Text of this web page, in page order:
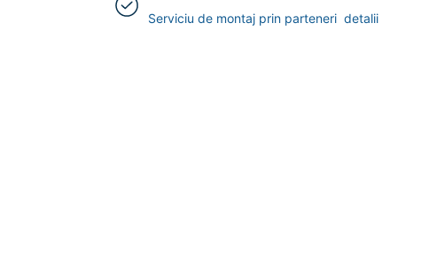
Serviciu de montaj prin parteneri detalii